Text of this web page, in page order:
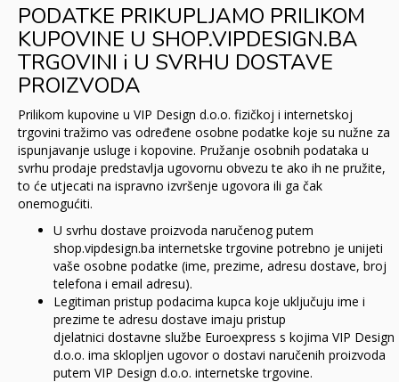
PODATKE PRIKUPLJAMO PRILIKOM
KUPOVINE U SHOP.VIPDESIGN.BA
TRGOVINI i U SVRHU DOSTAVE
PROIZVODA
Prilikom kupovine u VIP Design d.o.o. fizičkoj i internetskoj
trgovini tražimo vas određene osobne podatke koje su nužne za
ispunjavanje usluge i kopovine. Pružanje osobnih podataka u
svrhu prodaje predstavlja ugovornu obvezu te ako ih ne pružite,
to će utjecati na ispravno izvršenje ugovora ili ga čak
onemogućiti.
U svrhu dostave proizvoda naručenog putem
shop.vipdesign.ba internetske trgovine potrebno je unijeti
vaše osobne podatke (ime, prezime, adresu dostave, broj
telefona i email adresu).
Legitiman pristup podacima kupca koje uključuju ime i
prezime te adresu dostave imaju pristup
djelatnici dostavne službe Euroexpress s kojima VIP Design
d.o.o. ima sklopljen ugovor o dostavi naručenih proizvoda
putem VIP Design d.o.o. internetske trgovine.